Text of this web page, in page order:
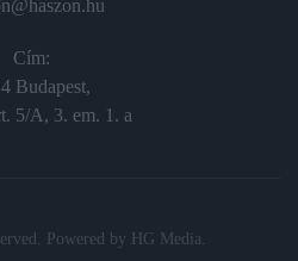
Cím:
Budapest,
5/A, 3. em. 1. a
Powered by HG Media